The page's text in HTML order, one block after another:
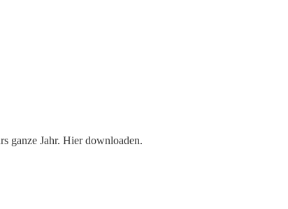
ganze Jahr. Hier downloaden.